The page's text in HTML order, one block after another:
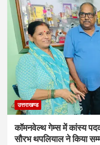
उत्तराखण्ड
कॉमनवेल्थ गेम्स में कांस्य
सौरभ थपलियाल ने किया